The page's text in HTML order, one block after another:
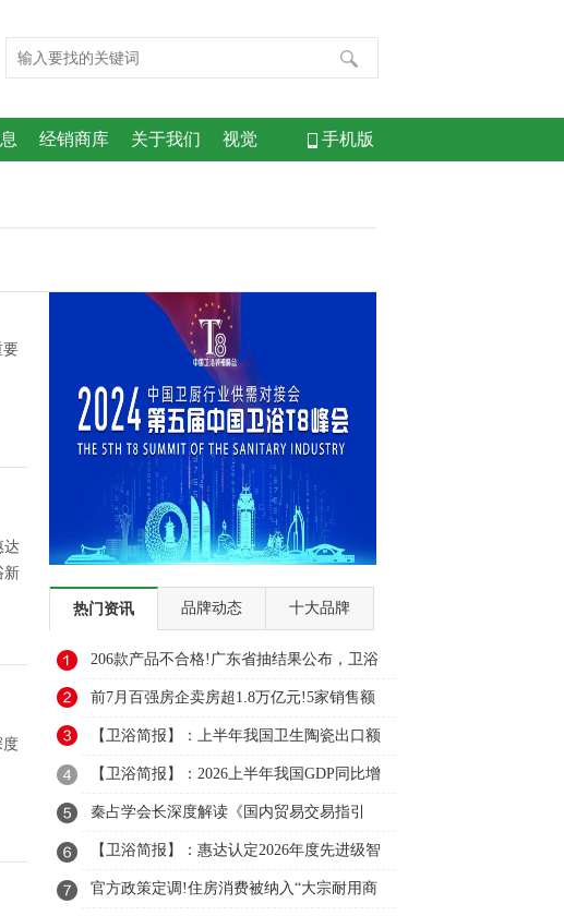
经销商库 关于我们 视觉 手机版
要
新
度
热门资讯 品牌动态 十大品牌
206款产品不合格!广东省抽结果公布，卫浴
多品类上榜
前7月百强房企卖房超1.8万亿元!5家销售额
超千亿元
【卫浴简报】：上半年我国卫生陶瓷出口额
大幅下降3成、悍高、大白......
【卫浴简报】：2026上半年我国GDP同比增
长4.7%！安华、埃飞灵...
秦占学会长深度解读《国内贸易交易指引
（试行）》
【卫浴简报】：惠达认定2026年度先进级智
能工厂、鹰卫浴、日丰……
官方政策定调!住房消费被纳入“大宗耐用商